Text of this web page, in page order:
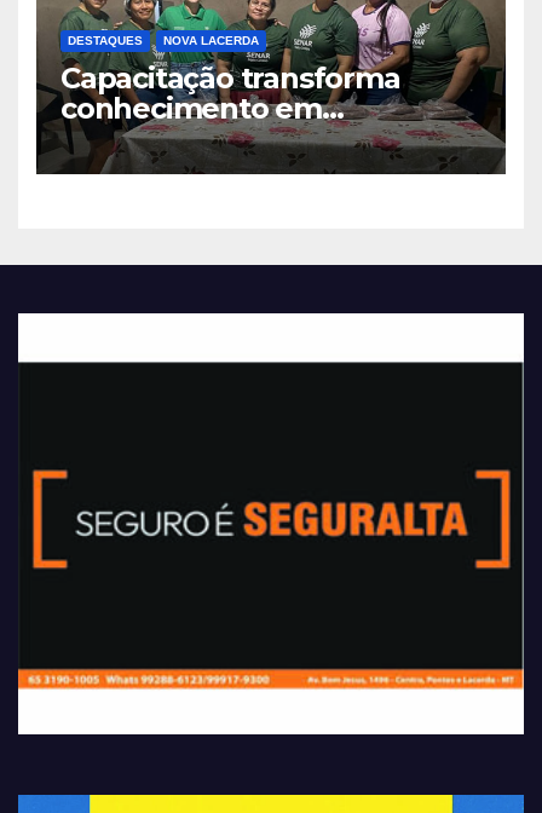
DESTAQUES NOVA LACERDA
Capacitação transforma
conhecimento em
oportunidades em Nova
Lacerda